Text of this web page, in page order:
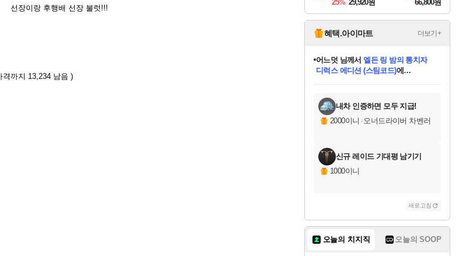
선장이랑 후행배 선장 불럿!!!
까지 13,234 남음 )
25% 29,920원 66,800원
혜택.아이마트 더보기+
당첨되셨습니다.
당첨되셨습니다.
어느덧 님께서엘든 링 밤의 통치자
디럭스 에디션 (스팀코드)에
당첨되셨습니다.
에디션 (스팀코드)를 교환.
당첨되셨습니다.
당첨되셨습니다.
당첨되셨습니다.
당첨되셨습니다.
내차 인증하면 모두 지급!
2000이니 · 오너드라이버 차벤러
신규 레이드 기대평 남기기
1000이니
새로고침
오늘의 치지직 오늘의 SOOP